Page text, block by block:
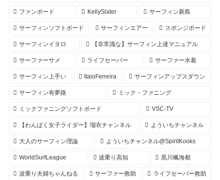
ファンボード KellySlater サーフィン新島
サーフィンソフトボード サーフィンエアー スポンジボード
サーフィンイタロ 【非常識な】サーフィン上達マニュアル
サーファーサメ ライフセーバー サーファー水着
サーフィン上手い ItaloFerreira サーフィンアップスダウン
サーフィン有夢路 ミック・ファニング
ミックファニングソフトボード VSC-TV
【わんぱく女子ライダー】瑠衣チャンネル よういちチャンネル
大人のサーフィン理論 よういちチャンネル@SpiritKooks
WorldSurfLeague 波乗り高知 黒川楓海都
波乗り夫婦ちゃんねる サーファー救助 ライフセーバー救助